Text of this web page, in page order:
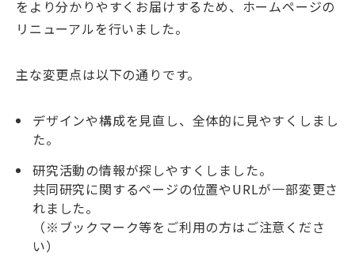
古典デジラボ お知らせ
お問い合わせ
をより分かりやすくお届けするため、ホームページの
リニューアルを行いました。
主な変更点は以下の通りです。
デザインや構成を見直し、全体的に見やすくしまし
た。
研究活動の情報が探しやすくしました。
共同研究に関するページの位置やURLが一部変更さ
れました。
（※ブックマーク等をご利用の方はご注意くださ
い）